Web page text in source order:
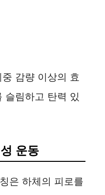
감량 이상의 효
슬림하고 탄력 있
운동
은 하체의 피로를